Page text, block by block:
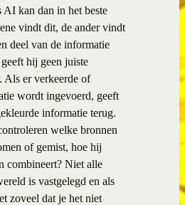
kan dan in het beste
vindt dit, de ander vindt
deel van de informatie
hij geen juiste
Als er verkeerde of
wordt ingevoerd, geeft
informatie terug.
welke bronnen
of gemist, hoe hij
combineert? Niet alle
is vastgelegd en als
zoveel dat je het niet